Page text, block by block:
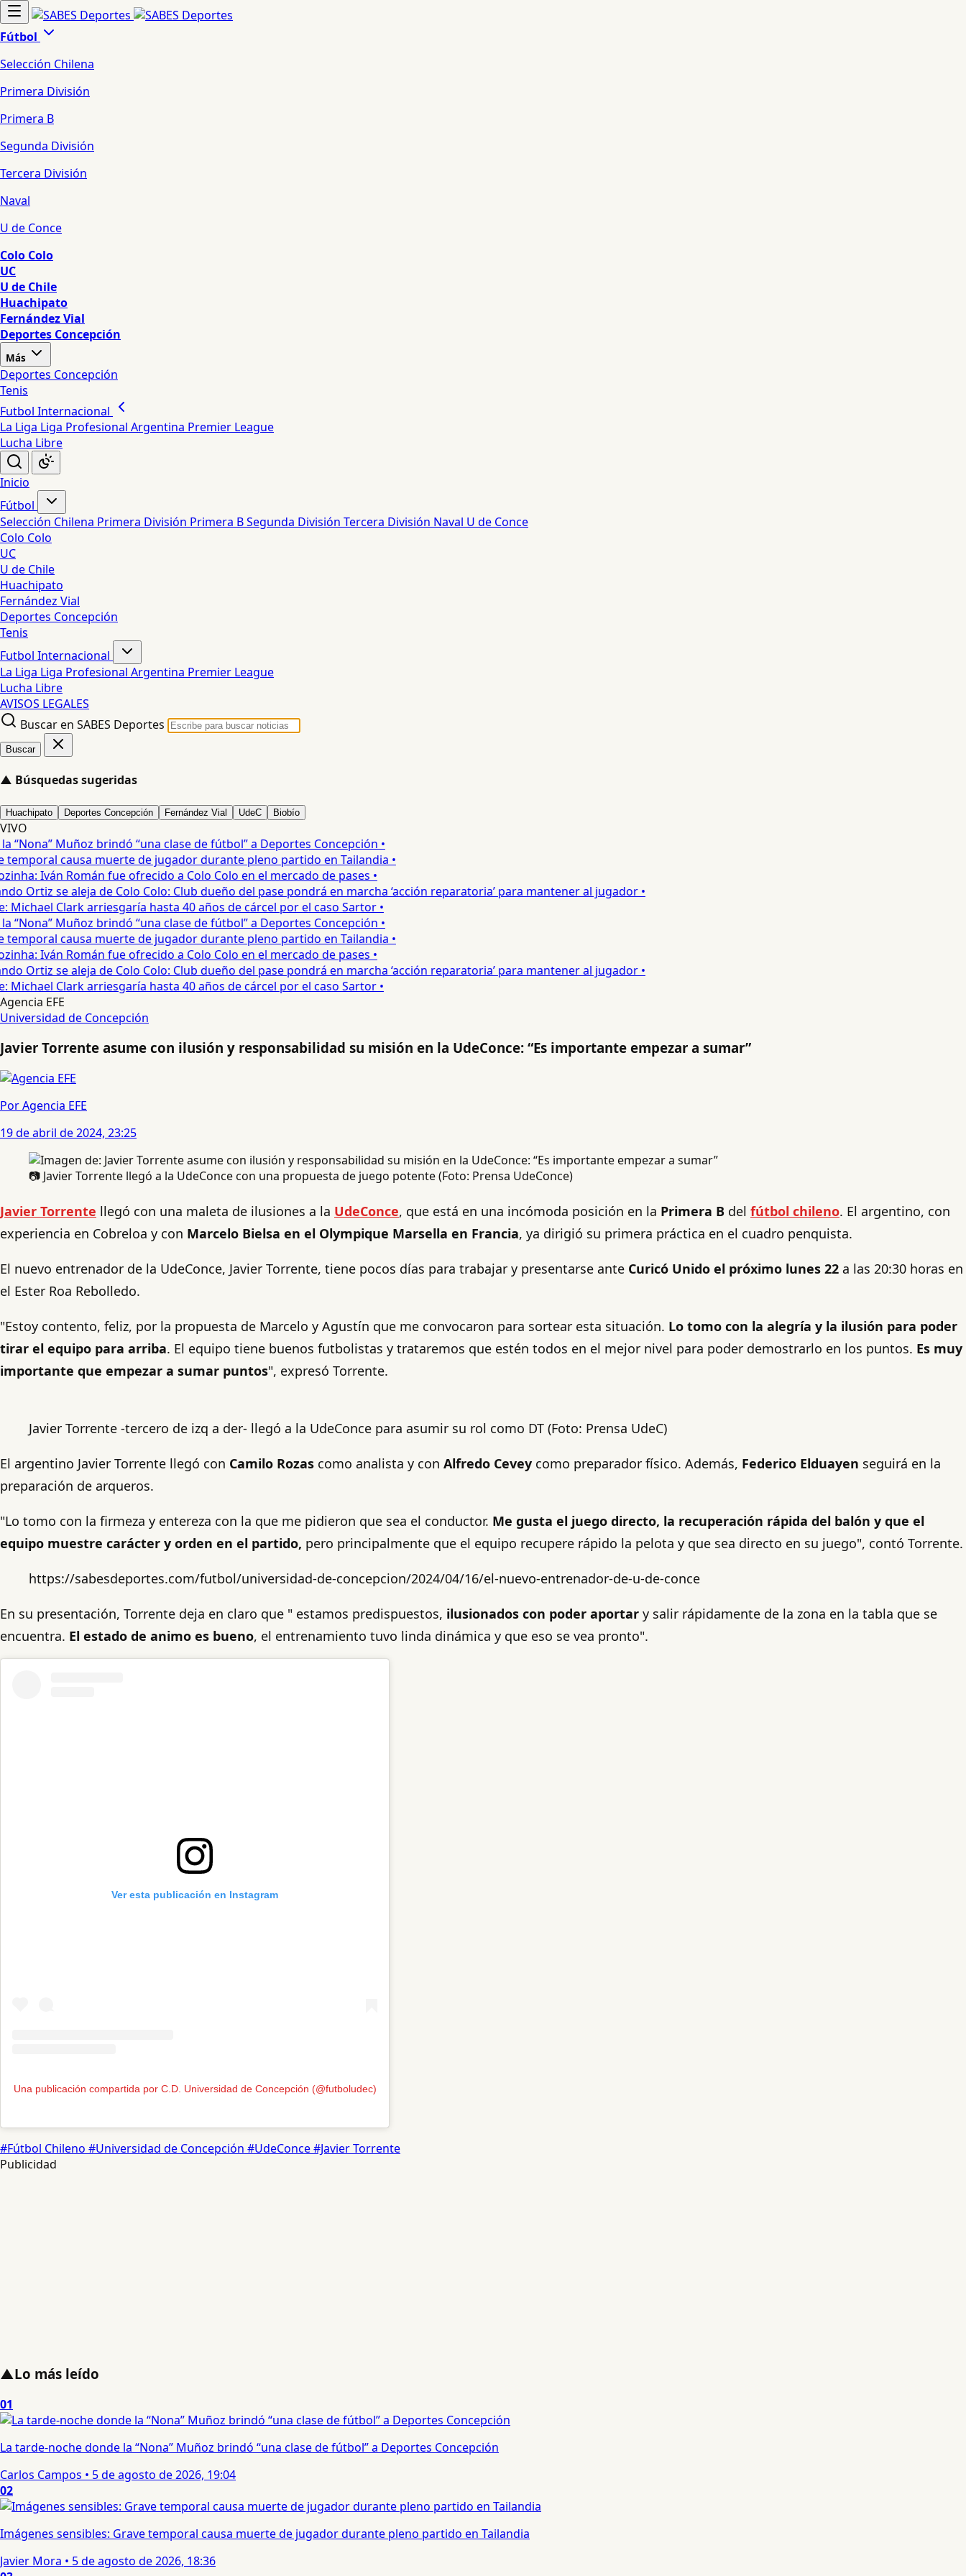
Fútbol
Selección Chilena
Primera División
Primera B
Segunda División
Tercera División
Naval
U de Conce
Colo Colo
UC
U de Chile
Huachipato
Fernández Vial
Deportes Concepción
Más
Deportes Concepción
Tenis
Futbol Internacional
La Liga Liga Profesional Argentina Premier League
Lucha Libre
Inicio
Fútbol
Selección Chilena Primera División Primera BSegunda División Tercera División Naval U de Conce
Colo Colo
UC
U de Chile
Huachipato
Fernández Vial
Deportes Concepción
Tenis
Futbol Internacional
La Liga Liga Profesional Argentina Premier League
Lucha Libre
AVISOS LEGALES
Buscar en SABES Deportes
Buscar
▲ Búsquedas sugeridas
Huachipato Deportes Concepción Fernández Vial UdeC Biobío
VIVO
Muñoz brindó “una clase de fútbol” a Deportes Concepción •
causa muerte de jugador durante pleno partido en Tailandia •
Iván Román fue ofrecido a Colo Colo en el mercado de pases •
Ortiz se aleja de Colo Colo: Club dueño del pase pondrá en marcha ‘acción reparatoria’ para mantener al jugador •
Clark arriesgaría hasta 40 años de cárcel por el caso Sartor •
Muñoz brindó “una clase de fútbol” a Deportes Concepción •
causa muerte de jugador durante pleno partido en Tailandia •
Iván Román fue ofrecido a Colo Colo en el mercado de pases •
Ortiz se aleja de Colo Colo: Club dueño del pase pondrá en marcha ‘acción reparatoria’ para mantener al jugador •
Clark arriesgaría hasta 40 años de cárcel por el caso Sartor •
Agencia EFE
Universidad de Concepción
Javier Torrente asume con ilusión y responsabilidad su misión en la UdeConce: “Es importante empezar a sumar”
Por Agencia EFE
19 de abril de 2024, 23:25
📷 Javier Torrente llegó a la UdeConce con una propuesta de juego potente (Foto: Prensa UdeConce)
Javier Torrente llegó con una maleta de ilusiones a la UdeConce, que está en una incómoda posición en la Primera B del fútbol chileno. El argentino, con
experiencia en Cobreloa y con Marcelo Bielsa en el Olympique Marsella en Francia, ya dirigió su primera práctica en el cuadro penquista.
El nuevo entrenador de la UdeConce, Javier Torrente, tiene pocos días para trabajar y presentarse ante Curicó Unido el próximo lunes 22 a las 20:30 horas en
el Ester Roa Rebolledo.
"Estoy contento, feliz, por la propuesta de Marcelo y Agustín que me convocaron para sortear esta situación. Lo tomo con la alegría y la ilusión para poder
tirar el equipo para arriba. El equipo tiene buenos futbolistas y trataremos que estén todos en el mejor nivel para poder demostrarlo en los puntos. Es muy
importante que empezar a sumar puntos", expresó Torrente.
Javier Torrente -tercero de izq a der- llegó a la UdeConce para asumir su rol como DT (Foto: Prensa UdeC)
El argentino Javier Torrente llegó con Camilo Rozas como analista y con Alfredo Cevey como preparador físico. Además, Federico Elduayen seguirá en la
preparación de arqueros.
"Lo tomo con la firmeza y entereza con la que me pidieron que sea el conductor. Me gusta el juego directo, la recuperación rápida del balón y que el
equipo muestre carácter y orden en el partido, pero principalmente que el equipo recupere rápido la pelota y que sea directo en su juego", contó Torrente.
https://sabesdeportes.com/futbol/universidad-de-concepcion/2024/04/16/el-nuevo-entrenador-de-u-de-conce
En su presentación, Torrente deja en claro que " estamos predispuestos, ilusionados con poder aportar y salir rápidamente de la zona en la tabla que se
encuentra. El estado de animo es bueno, el entrenamiento tuvo linda dinámica y que eso se vea pronto".
Ver esta publicación en Instagram
Una publicación compartida por C.D. Universidad de Concepción (@futboludec)
#Fútbol Chileno #Universidad de Concepción #UdeConce#Javier Torrente
Publicidad
▲Lo más leído
01
La tarde-noche donde la “Nona” Muñoz brindó “una clase de fútbol” a Deportes Concepción
Carlos Campos • 5 de agosto de 2026, 19:04
02
Imágenes sensibles: Grave temporal causa muerte de jugador durante pleno partido en Tailandia
Javier Mora • 5 de agosto de 2026, 18:36